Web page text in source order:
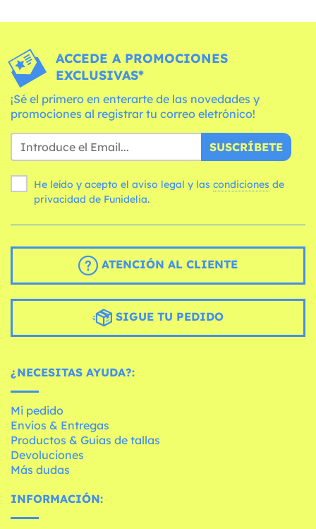
ACCEDE A PROMOCIONES
EXCLUSIVAS*
¡Sé el primero en enterarte de las novedades y
promociones al registrar tu correo eletrónico!
SUSCRÍBETE
He leído y acepto el aviso legal y las condiciones
privacidad de Funidelia.
ATENCIÓN AL CLIENTE
SIGUE TU PEDIDO
¿NECESITAS AYUDA?:
Mi pedido
Envíos & Entregas
Productos & Guías de tallas
Devoluciones
Más dudas
INFORMACIÓN: